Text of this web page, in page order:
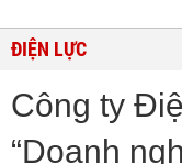
ĐIỆN LỰC
Công ty
“Doanh